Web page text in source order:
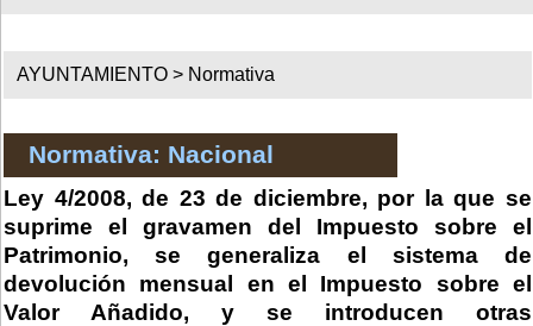
AYUNTAMIENTO > Normativa
Normativa: Nacional
Ley 4/2008, de 23 de diciembre, por la que se
suprime el gravamen del Impuesto sobre el
Patrimonio, se generaliza el sistema de
devolución mensual en el Impuesto sobre el
Valor Añadido, y se introducen otras